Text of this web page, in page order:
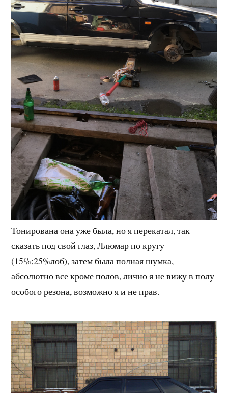
Тонирована она уже была, но я перекатал, так
сказать под свой глаз, Ллюмар по кругу
(15%;25%лоб), затем была полная шумка,
абсолютно все кроме полов, лично я не вижу в полу
особого резона, возможно я и не прав.